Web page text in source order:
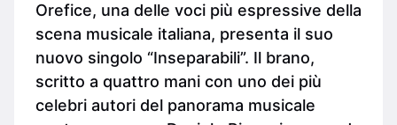
Orefice, una delle voci più espressive della
scena musicale italiana, presenta il suo
nuovo singolo “Inseparabili”. Il brano,
scritto a quattro mani con uno dei più
celebri autori del panorama musicale